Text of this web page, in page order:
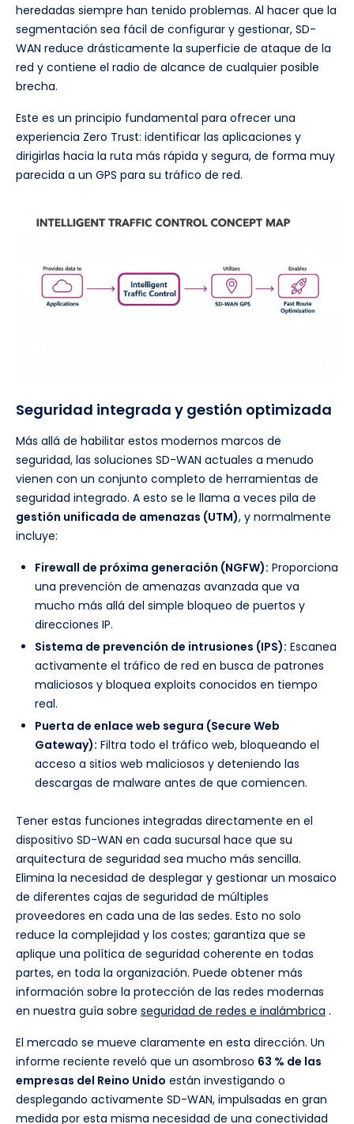
heredadas siempre han tenido problemas. Al hacer que la
segmentación sea fácil de configurar y gestionar, SD-
WAN reduce drásticamente la superficie de ataque de la
red y contiene el radio de alcance de cualquier posible
brecha.
Este es un principio fundamental para ofrecer una
experiencia Zero Trust: identificar las aplicaciones y
dirigirlas hacia la ruta más rápida y segura, de forma muy
parecida a un GPS para su tráfico de red.
Seguridad integrada y gestión optimizada
Más allá de habilitar estos modernos marcos de
seguridad, las soluciones SD-WAN actuales a menudo
vienen con un conjunto completo de herramientas de
seguridad integrado. A esto se le llama a veces pila de
gestión unificada de amenazas (UTM), y normalmente
incluye:
Firewall de próxima generación (NGFW): Proporciona
una prevención de amenazas avanzada que va
mucho más allá del simple bloqueo de puertos y
direcciones IP.
Sistema de prevención de intrusiones (IPS): Escanea
activamente el tráfico de red en busca de patrones
maliciosos y bloquea exploits conocidos en tiempo
real.
Puerta de enlace web segura (Secure Web
Gateway): Filtra todo el tráfico web, bloqueando el
acceso a sitios web maliciosos y deteniendo las
descargas de malware antes de que comiencen.
Tener estas funciones integradas directamente en el
dispositivo SD-WAN en cada sucursal hace que su
arquitectura de seguridad sea mucho más sencilla.
Elimina la necesidad de desplegar y gestionar un mosaico
de diferentes cajas de seguridad de múltiples
proveedores en cada una de las sedes. Esto no solo
reduce la complejidad y los costes; garantiza que se
aplique una política de seguridad coherente en todas
partes, en toda la organización. Puede obtener más
información sobre la protección de las redes modernas
en nuestra guía sobre seguridad de redes e inalámbrica .
El mercado se mueve claramente en esta dirección. Un
informe reciente reveló que un asombroso 63 % de las
empresas del Reino Unido están investigando o
desplegando activamente SD-WAN, impulsadas en gran
medida por esta misma necesidad de una conectividad